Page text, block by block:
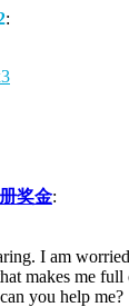
:
奖金:
I am
makes me
you help me?